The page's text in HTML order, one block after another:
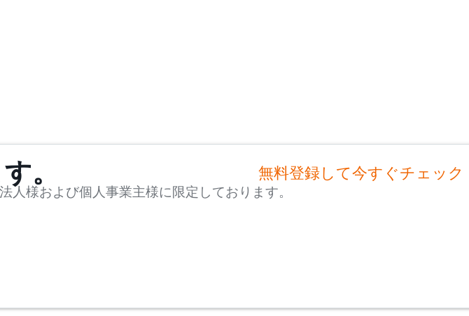
。 無料登録して今すぐチェック
様および個人事業主様に限定しております。